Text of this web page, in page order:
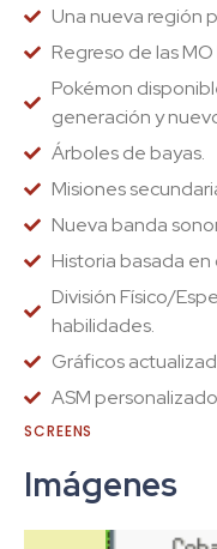
Una nueva región
Regreso de las
Pokémon
generación y
Árboles de bayas.
Misiones
Nueva banda
Historia basada en
División Físico/
habilidades.
Gráficos
ASM
SCREENS
Imágenes